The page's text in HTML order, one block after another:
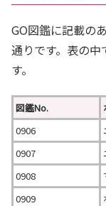
GO図鑑に記載の
通りです。表の
す。
図鑑No.
0906
0907
0908
0909